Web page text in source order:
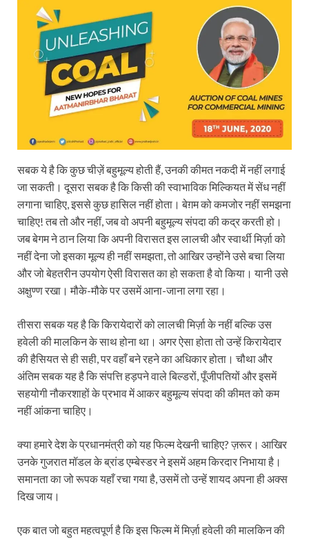
सबक ये है कि कुछ चीज़ें बहुमूल्य होती हैं, उनकी कीमत नकदी में नहीं लगाई
जा सकती। दूसरा सबक है कि किसी की स्वाभाविक मिल्कियत में सेंध नहीं
लगाना चाहिए, इससे कुछ हासिल नहीं होता। बेग़म को कमजोर नहीं समझना
चाहिए! तब तो और नहीं, जब वो अपनी बहुमूल्य संपदा की कद्र करती हो।
जब बेगम ने ठान लिया कि अपनी विरासत इस लालची और स्वार्थी मिर्ज़ा को
नहीं देना जो इसका मूल्य ही नहीं समझता, तो आखिर उन्होंने उसे बचा लिया
और जो बेहतरीन उपयोग ऐसी विरासत का हो सकता है वो किया। यानी उसे
अक्षुण्ण रखा। मौके-मौके पर उसमें आना-जाना लगा रहा।
तीसरा सबक यह है कि किरायेदारों को लालची मिर्ज़ा के नहीं बल्कि उस
हवेली की मालकिन के साथ होना था। अगर ऐसा होता तो उन्हें किरायेदार
की हैसियत से ही सही, पर वहाँ बने रहने का अधिकार होता। चौथा और
अंतिम सबक यह है कि संपत्ति हड़पने वाले बिल्डरों, पूँजीपतियों और इसमें
सहयोगी नौकरशाहों के प्रभाव में आकर बहुमूल्य संपदा की कीमत को कम
नहीं आंकना चाहिए।
क्या हमारे देश के प्रधानमंत्री को यह फिल्म देखनी चाहिए? ज़रूर। आखिर
उनके गुजरात मॉडल के ब्रांड एम्बेस्डर ने इसमें अहम किरदार निभाया है।
समानता का जो रूपक यहाँ रचा गया है, उसमें तो उन्हें शायद अपना ही अक्स
दिख जाय।
एक बात जो बहुत महत्वपूर्ण है कि इस फिल्म में मिर्ज़ा हवेली की मालकिन की